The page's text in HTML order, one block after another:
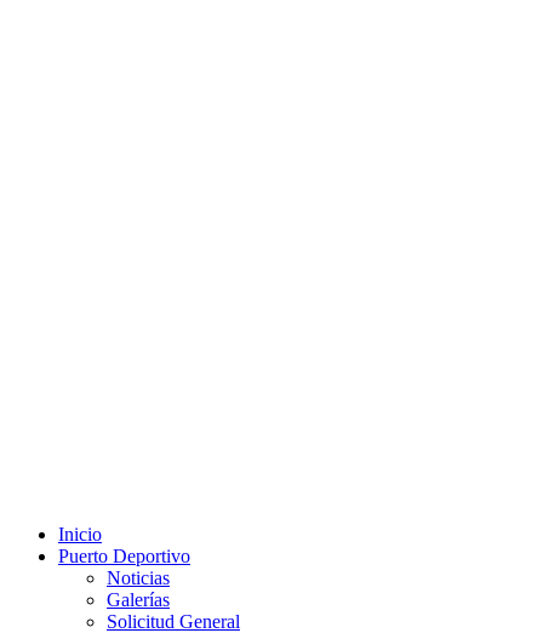
Inicio
Puerto Deportivo
Noticias
Galerías
Solicitud General